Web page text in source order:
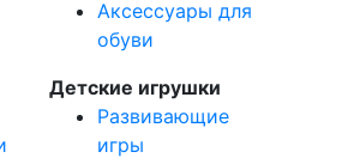
Аксессуары для
обуви
Детские игрушки
Развивающие
игры